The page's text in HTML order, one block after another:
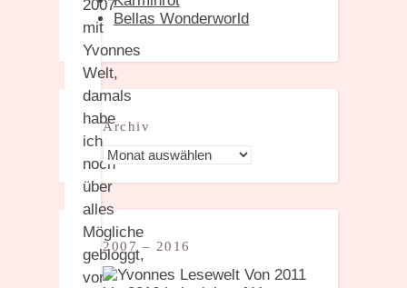
2007
mit
Yvonnes
Welt,
damals
habe
ich
noch
über
alles
Mögliche
gebloggt,
vor
Bellas Wonderworld
Archiv
Archiv
2007 – 2016
Von 2011